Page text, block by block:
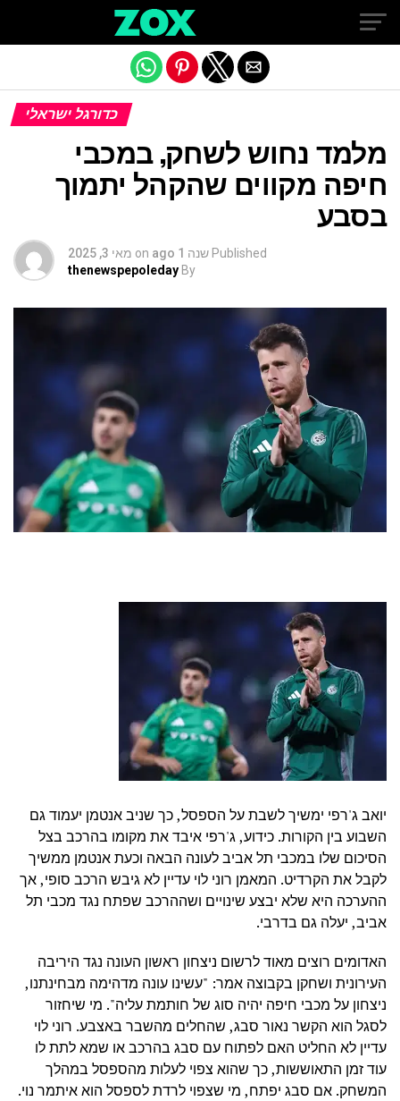
כדורגל ישראלי
מלמד נחוש לשחק, במכבי
חיפה מקווים שהקהל יתמוך
בסבע
Published שנה 1 ago on מאי 3, 2025
By
thenewspepoleday
יואב ג'רפי ימשיך לשבת על הספסל, כך שניב אנטמן יעמוד גם
השבוע בין הקורות. כידוע, ג'רפי איבד את מקומו בהרכב בצל
הסיכום שלו במכבי תל אביב לעונה הבאה וכעת אנטמן ממשיך
לקבל את הקרדיט. המאמן רוני לוי עדיין לא גיבש הרכב סופי, אך
ההערכה היא שלא יבצע שינויים ושההרכב שפתח נגד מכבי תל
אביב, יעלה גם בדרבי.
האדומים רוצים מאוד לרשום ניצחון ראשון העונה נגד היריבה
העירונית ושחקן בקבוצה אמר: "עשינו עונה מדהימה מבחינתנו,
ניצחון על מכבי חיפה יהיה סוג של חותמת עליה". מי שיחזור
לסגל הוא הקשר נאור סבג, שהחלים מהשבר באצבע. רוני לוי
עדיין לא החליט האם לפתוח עם סבג בהרכב או שמא לתת לו
עוד זמן התאוששות, כך שהוא צפוי לעלות מהספסל במהלך
המשחק. אם סבג יפתח, מי שצפוי לרדת לספסל הוא איתמר נוי.
Exit mobile version